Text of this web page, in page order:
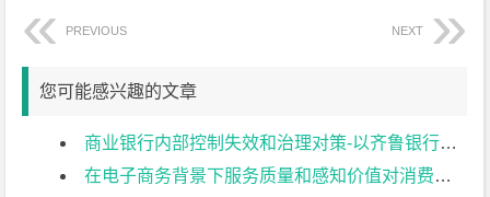
PREVIOUS NEXT
您可能感兴趣的文章
商业银行内部控制失效和治理对策-以齐鲁银行为例开题报告
在电子商务背景下服务质量和感知价值对消费者行为的影响开题报告